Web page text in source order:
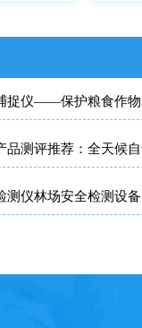
捉仪——保护粮食作物
测仪林场安全检测设备